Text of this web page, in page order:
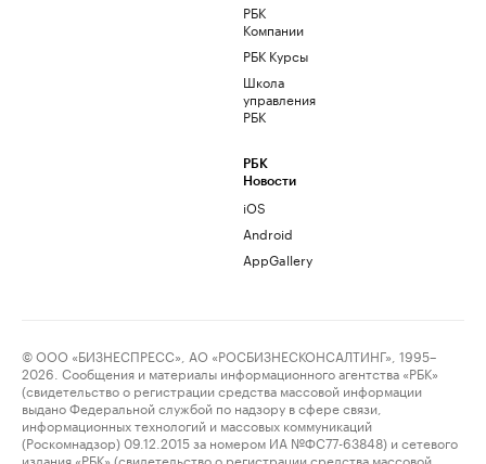
РБК
Компании
РБК Курсы
Школа
управления
РБК
РБК
Новости
iOS
Android
AppGallery
© ООО «БИЗНЕСПРЕСС», АО «РОСБИЗНЕСКОНСАЛТИНГ», 1995–
2026. Сообщения и материалы информационного агентства «РБК»
(свидетельство о регистрации средства массовой информации
выдано Федеральной службой по надзору в сфере связи,
информационных технологий и массовых коммуникаций
(Роскомнадзор) 09.12.2015 за номером ИА №ФС77-63848) и сетевого
издания «РБК» (свидетельство о регистрации средства массовой